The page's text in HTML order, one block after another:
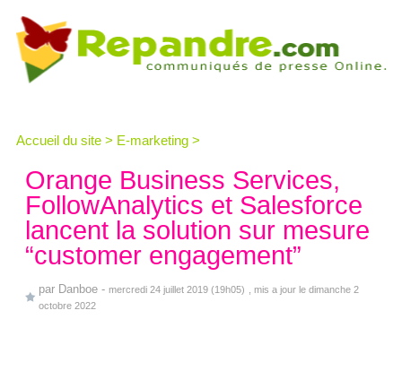
Accueil du site > E-marketing >
Orange Business Services,
FollowAnalytics et Salesforce
lancent la solution sur mesure
“customer engagement”
par Danboe - mercredi 24 juillet 2019 (19h05)
, mis a jour le dimanche 2
octobre 2022